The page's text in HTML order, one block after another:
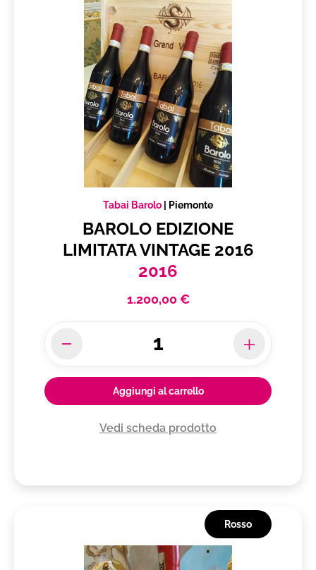
Tabai Barolo Piemonte
BAROLO EDIZIONE
LIMITATA VINTAGE 2016
2016
1.200,00 €
Aggiungi al carrello
Vedi scheda prodotto
Rosso